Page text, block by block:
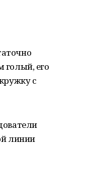
голый, его
с
линии